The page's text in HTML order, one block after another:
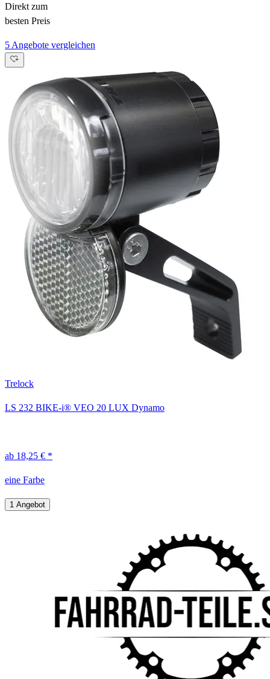
Direkt zum
besten Preis
5 Angebote vergleichen
Trelock
LS 232 BIKE-i® VEO 20 LUX Dynamo
ab 18,25 € *
eine Farbe
1 Angebot